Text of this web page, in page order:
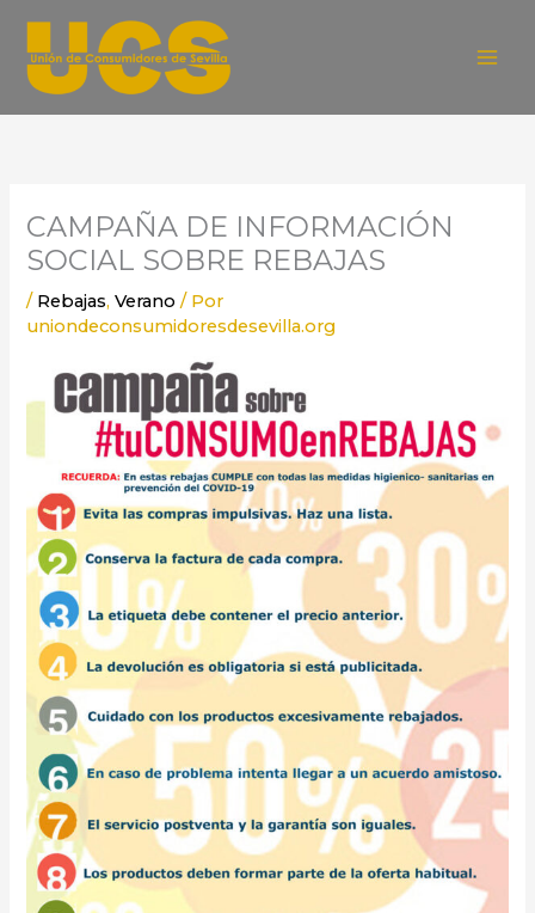
contenido
CAMPAÑA DE INFORMACIÓN
SOCIAL SOBRE REBAJAS
/ Rebajas,Verano / Por
uniondeconsumidoresdesevilla.org